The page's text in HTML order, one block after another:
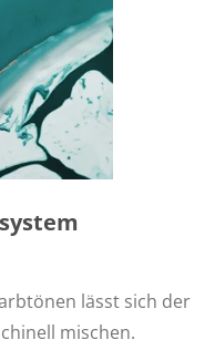
lässt sich der
mischen.